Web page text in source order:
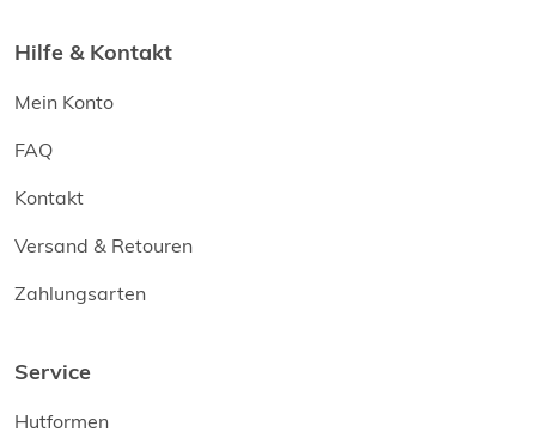
Hilfe & Kontakt
Mein Konto
FAQ
Kontakt
Versand & Retouren
Zahlungsarten
Service
Hutformen